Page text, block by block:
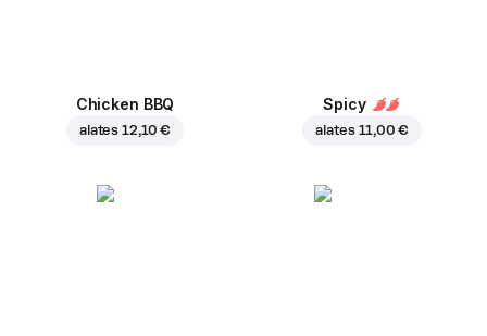
Chicken BBQ
alates 12,10 €
Spicy
alates 11,00 €